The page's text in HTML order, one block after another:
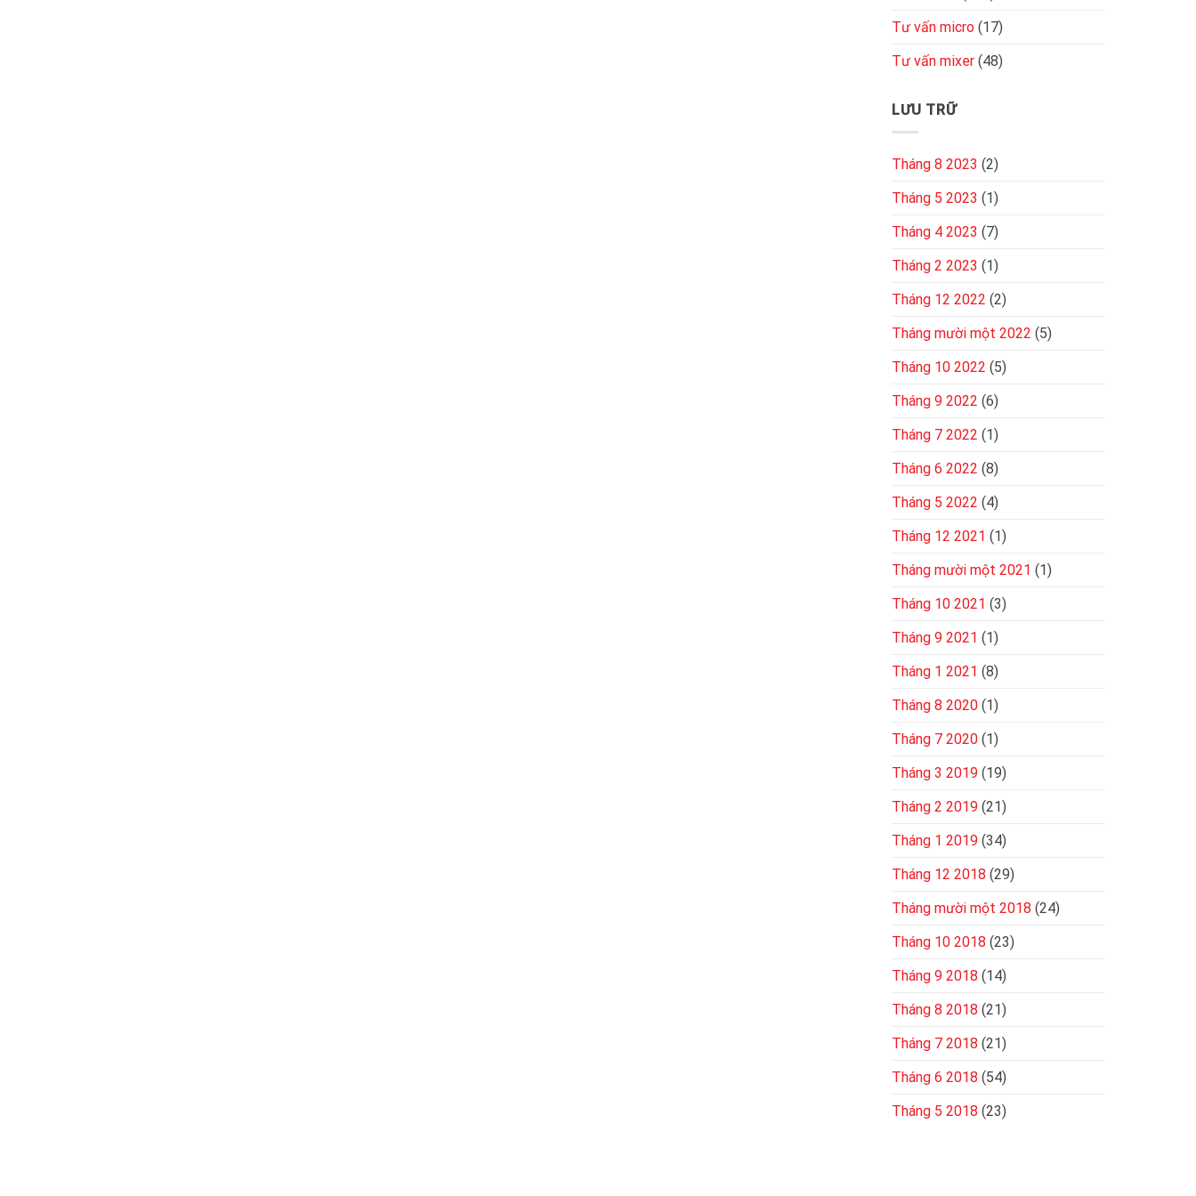
Tư vấn micro (17)
Tư vấn mixer (48)
LƯU TRỮ
Tháng 8 2023 (2)
Tháng 5 2023 (1)
Tháng 4 2023 (7)
Tháng 2 2023 (1)
Tháng 12 2022 (2)
Tháng mười một 2022 (5)
Tháng 10 2022 (5)
Tháng 9 2022 (6)
Tháng 7 2022 (1)
Tháng 6 2022 (8)
Tháng 5 2022 (4)
Tháng 12 2021 (1)
Tháng mười một 2021 (1)
Tháng 10 2021 (3)
Tháng 9 2021 (1)
Tháng 1 2021 (8)
Tháng 8 2020 (1)
Tháng 7 2020 (1)
Tháng 3 2019 (19)
Tháng 2 2019 (21)
Tháng 1 2019 (34)
Tháng 12 2018 (29)
Tháng mười một 2018 (24)
Tháng 10 2018 (23)
Tháng 9 2018 (14)
Tháng 8 2018 (21)
Tháng 7 2018 (21)
Tháng 6 2018 (54)
Tháng 5 2018 (23)